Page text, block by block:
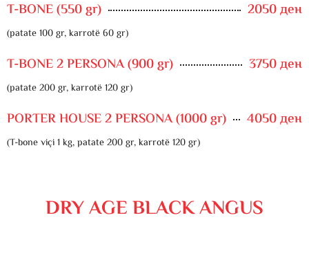
T-BONE (550 gr) 2050 ден
(patate 100 gr, karrotë 60 gr)
T-BONE 2 PERSONA (900 gr) 3750 ден
(patate 200 gr, karrotë 120 gr)
PORTER HOUSE 2 PERSONA (1000 gr) 4050 ден
(T-bone viçi 1 kg, patate 200 gr, karrotë 120 gr)
DRY AGE BLACK ANGUS